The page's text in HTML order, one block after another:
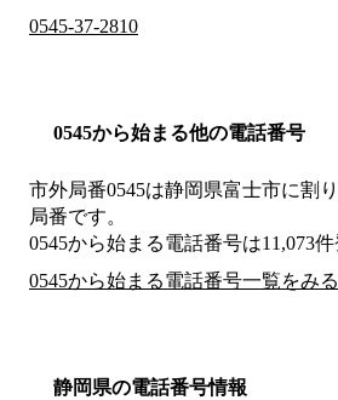
0545-37-2810
0545から始まる他の電話番号
市外局番0545は静岡県富士市に割
局番です。
0545から始まる電話番号は11,073
0545から始まる電話番号一覧をみる
静岡県の電話番号情報